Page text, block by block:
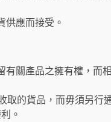
供應而接受。
關產品之擁有權，而
取的貨品，而毋須另行
。